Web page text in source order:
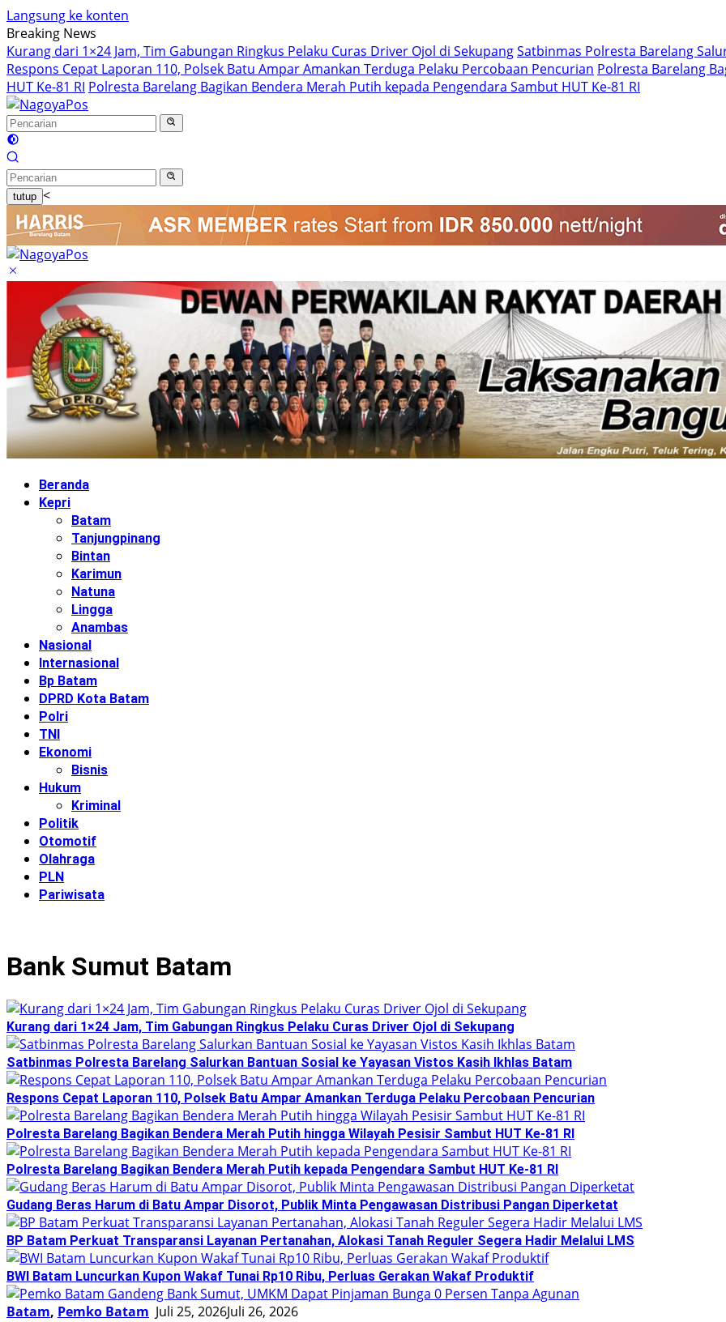
Langsung ke konten
Breaking News
Kurang dari 1×24 Jam, Tim Gabungan Ringkus Pelaku Curas Driver Ojol di SekupangSatbinmas Polresta Barelang
Respons Cepat Laporan 110, Polsek Batu Ampar Amankan Terduga Pelaku Percobaan Pencurian Polresta Barelang
HUT Ke-81 RI Polresta Barelang Bagikan Bendera Merah Putih kepada Pengendara Sambut HUT Ke-81 RI
tutup <
Beranda
Kepri
Batam
Tanjungpinang
Bintan
Karimun
Natuna
Lingga
Anambas
Nasional
Internasional
Bp Batam
DPRD Kota Batam
Polri
TNI
Ekonomi
Bisnis
Hukum
Kriminal
Politik
Otomotif
Olahraga
PLN
Pariwisata
Bank Sumut Batam
Kurang dari 1×24 Jam, Tim Gabungan Ringkus Pelaku Curas Driver Ojol di Sekupang
Satbinmas Polresta Barelang Salurkan Bantuan Sosial ke Yayasan Vistos Kasih Ikhlas Batam
Respons Cepat Laporan 110, Polsek Batu Ampar Amankan Terduga Pelaku Percobaan Pencurian
Polresta Barelang Bagikan Bendera Merah Putih hingga Wilayah Pesisir Sambut HUT Ke-81 RI
Polresta Barelang Bagikan Bendera Merah Putih kepada Pengendara Sambut HUT Ke-81 RI
Gudang Beras Harum di Batu Ampar Disorot, Publik Minta Pengawasan Distribusi Pangan Diperketat
BP Batam Perkuat Transparansi Layanan Pertanahan, Alokasi Tanah Reguler Segera Hadir Melalui LMS
BWI Batam Luncurkan Kupon Wakaf Tunai Rp10 Ribu, Perluas Gerakan Wakaf Produktif
Batam, Pemko Batam Juli 25, 2026Juli 26, 2026